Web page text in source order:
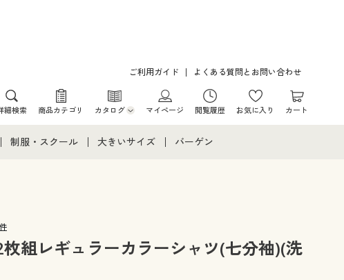
ご利用ガイド よくある質問とお問い合わせ
細検索 商品カテゴリ カタログ
カタログ・チラシからのご注文
マイページ 閲覧履歴 お気に入り カート
すべて
制服・スクール
ジュニア・ティーンズ下着
大きいサイズ
大きいサイズ レディース下着
バーゲン
組レギュラーカラーシャツ(七分袖)(洗